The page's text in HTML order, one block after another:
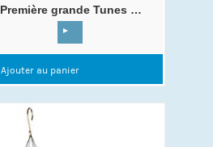
Carillon à vent Première grande Tunes 60 cm Noir
Ajouter au panier